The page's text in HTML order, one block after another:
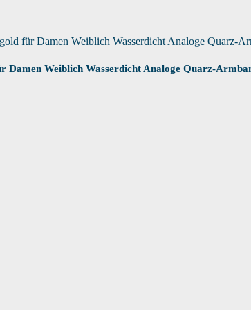
Möglicherweise findest du auch
Weiblich Wasserdicht Analoge Quarz-